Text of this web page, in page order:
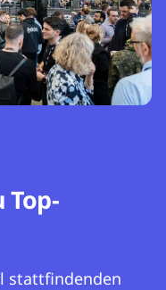
stattfindenden